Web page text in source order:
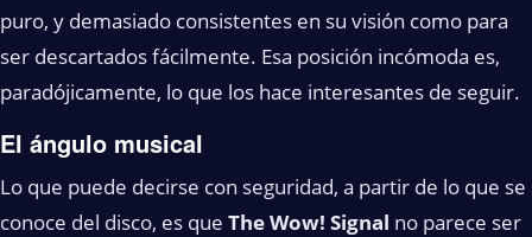
puro, y demasiado consistentes en su visión como para
ser descartados fácilmente. Esa posición incómoda es,
paradójicamente, lo que los hace interesantes de seguir.
El ángulo musical
Lo que puede decirse con seguridad, a partir de lo que se
conoce del disco, es que The Wow! Signal no parece ser